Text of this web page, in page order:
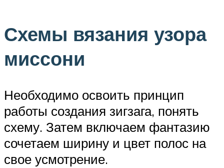
Схемы вязания узора
миссони
Необходимо освоить принцип
работы создания зигзага, понять
схему. Затем включаем фантазию
сочетаем ширину и цвет полос на
свое усмотрение.